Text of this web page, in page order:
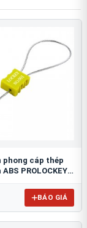
phong cáp thép
PROLOCKEY
BÁO GIÁ